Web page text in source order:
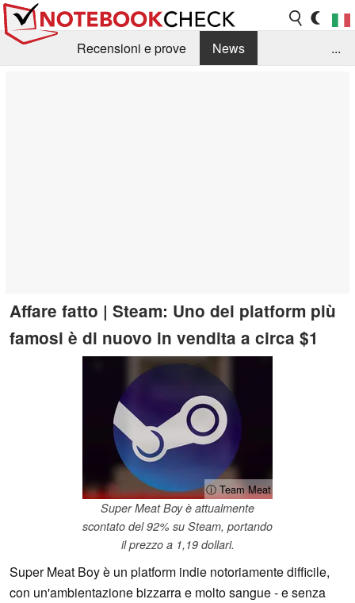
Recensioni e prove
News
...
Affare fatto | Steam: Uno dei platform più
famosi è di nuovo in vendita a circa $1
ⓘ Team Meat
Super Meat Boy è attualmente
scontato del 92% su Steam, portando
il prezzo a 1,19 dollari.
Super Meat Boy è un platform indie notoriamente difficile,
con un'ambientazione bizzarra e molto sangue - e senza